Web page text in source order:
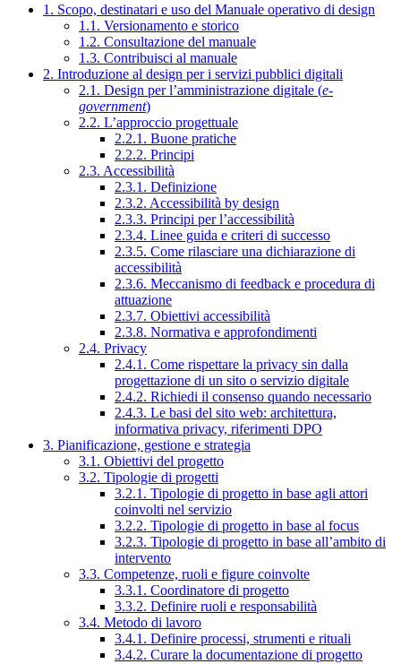
1. Scopo, destinatari e uso del Manuale operativo di design
1.1. Versionamento e storico
1.2. Consultazione del manuale
1.3. Contribuisci al manuale
2. Introduzione al design per i servizi pubblici digitali
2.1. Design per l’amministrazione digitale (e-
government)
2.2. L’approccio progettuale
2.2.1. Buone pratiche
2.2.2. Principi
2.3. Accessibilità
2.3.1. Definizione
2.3.2. Accessibilità by design
2.3.3. Principi per l’accessibilità
2.3.4. Linee guida e criteri di successo
2.3.5. Come rilasciare una dichiarazione di
accessibilità
2.3.6. Meccanismo di feedback e procedura di
attuazione
2.3.7. Obiettivi accessibilità
2.3.8. Normativa e approfondimenti
2.4. Privacy
2.4.1. Come rispettare la privacy sin dalla
progettazione di un sito o servizio digitale
2.4.2. Richiedi il consenso quando necessario
2.4.3. Le basi del sito web: architettura,
informativa privacy, riferimenti DPO
3. Pianificazione, gestione e strategia
3.1. Obiettivi del progetto
3.2. Tipologie di progetti
3.2.1. Tipologie di progetto in base agli attori
coinvolti nel servizio
3.2.2. Tipologie di progetto in base al focus
3.2.3. Tipologie di progetto in base all’ambito di
intervento
3.3. Competenze, ruoli e figure coinvolte
3.3.1. Coordinatore di progetto
3.3.2. Definire ruoli e responsabilità
3.4. Metodo di lavoro
3.4.1. Definire processi, strumenti e rituali
3.4.2. Curare la documentazione di progetto